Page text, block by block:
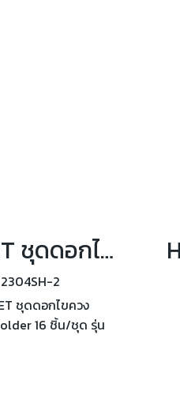
HAZET ชุดดอกไขควง SmartHolder 16 ชิ้น/ชุด รุ่น 2304SH-2
2304SH-2
ชุดดอกไขควง
16 ชิ้น/ชุด รุ่น